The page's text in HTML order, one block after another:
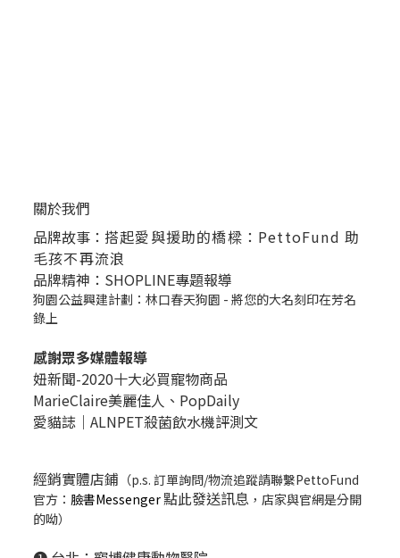
關於我們
品牌故事： 搭起愛與援助的橋樑：PettoFund 助
毛孩不再流浪
品牌精神：SHOPLINE專題報導
狗園公益興建計劃：林口春天狗園 - 將您的大名刻印在芳名
錄上
感謝眾多媒體報導
妞新聞-2020十大必買寵物商品
MarieClaire美麗佳人、 PopDaily
愛貓誌｜ALNPET殺菌飲水機評測文
經銷實體店鋪 （p.s. 訂單詢問/物流追蹤請聯繫PettoFund
官方： 臉書Messenger點此發送訊息 ，店家與官網是分開
的呦）